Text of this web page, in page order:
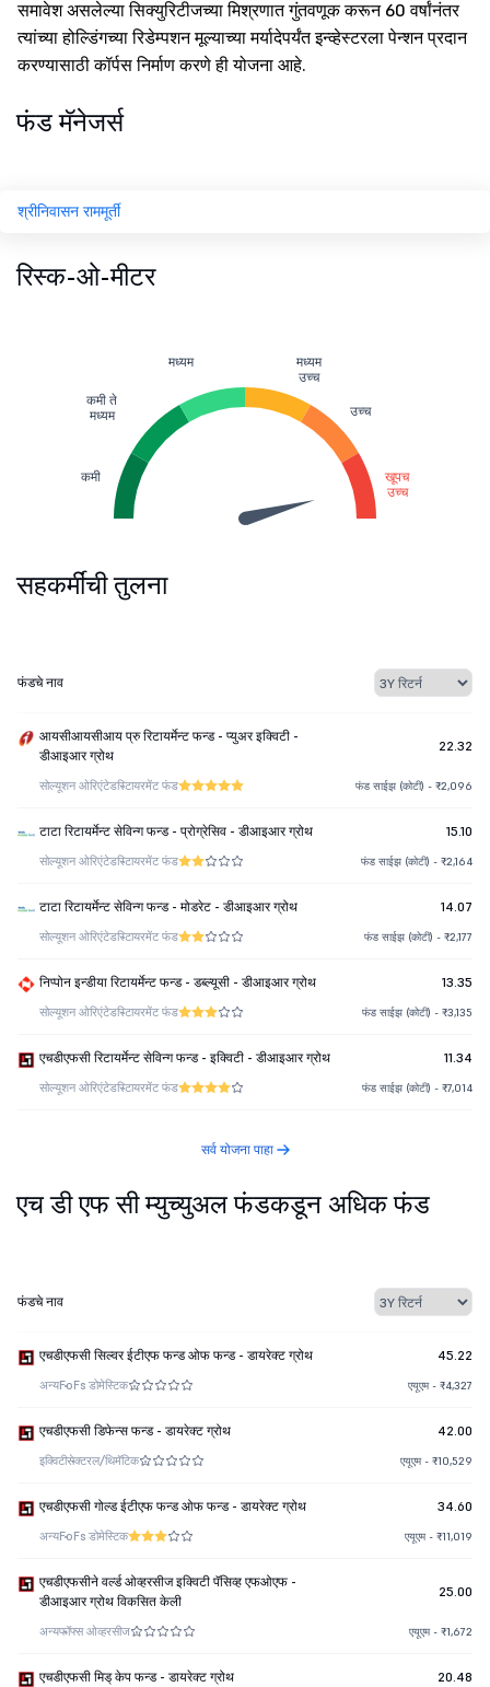
समावेश असलेल्या सिक्युरिटीजच्या मिश्रणात गुंतवणूक करून 60 वर्षांनंतर
त्यांच्या होल्डिंगच्या रिडेम्पशन मूल्याच्या मर्यादेपर्यंत इन्व्हेस्टरला पेन्शन प्रदान
करण्यासाठी कॉर्पस निर्माण करणे ही योजना आहे.
फंड मॅनेजर्स
श्रीनिवासन राममूर्ती
रिस्क-ओ-मीटर
कमी
कमी ते
मध्यम
मध्यम
मध्यम
उच्च
उच्च
खूपच
उच्च
सहकर्मींची तुलना
फंडचे नाव
आयसीआयसीआय प्रु रिटायर्मेन्ट फन्ड - प्युअर इक्विटी -
डीआइआर ग्रोथ
22.32
सोल्यूशन ओरिएंटेडरिटायरमेंट फंड फंड साईझ (कोटी) - ₹2,096
टाटा रिटायर्मेन्ट सेविन्ग फन्ड - प्रोग्रेसिव - डीआइआर ग्रोथ 15.10
सोल्यूशन ओरिएंटेडरिटायरमेंट फंड फंड साईझ (कोटी) - ₹2,164
टाटा रिटायर्मेन्ट सेविन्ग फन्ड - मोडरेट - डीआइआर ग्रोथ 14.07
सोल्यूशन ओरिएंटेडरिटायरमेंट फंड फंड साईझ (कोटी) - ₹2,177
निप्पोन इन्डीया रिटायर्मेन्ट फन्ड - डब्ल्यूसी - डीआइआर ग्रोथ 13.35
सोल्यूशन ओरिएंटेडरिटायरमेंट फंड फंड साईझ (कोटी) - ₹3,135
एचडीएफसी रिटायर्मेन्ट सेविन्ग फन्ड - इक्विटी - डीआइआर ग्रोथ 11.34
सोल्यूशन ओरिएंटेडरिटायरमेंट फंड फंड साईझ (कोटी) - ₹7,014
सर्व योजना पाहा
एच डी एफ सी म्युच्युअल फंडकडून अधिक फंड
फंडचे नाव
एचडीएफसी सिल्वर ईटीएफ फन्ड ओफ फन्ड - डायरेक्ट ग्रोथ 45.22
अन्यFoFs डोमेस्टिक एयूएम - ₹4,327
एचडीएफसी डिफेन्स फन्ड - डायरेक्ट ग्रोथ 42.00
इक्विटीसेक्टरल/थिमॅटिक एयूएम - ₹10,529
एचडीएफसी गोल्ड ईटीएफ फन्ड ओफ फन्ड - डायरेक्ट ग्रोथ 34.60
अन्यFoFs डोमेस्टिक एयूएम - ₹11,019
एचडीएफसीने वर्ल्ड ओव्हरसीज इक्विटी पॅसिव्ह एफओएफ -
डीआइआर ग्रोथ विकसित केली
25.00
अन्यफॉफ्स ओव्हरसीज एयूएम - ₹1,672
एचडीएफसी मिड् केप फन्ड - डायरेक्ट ग्रोथ 20.48